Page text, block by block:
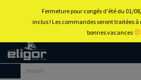
Fermeture pour congés d'été du 01/
inclus ! Les commandes seront traitées à
bonnes vacances